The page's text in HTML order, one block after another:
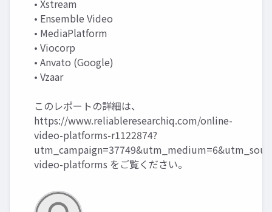
• Xstream
• Ensemble Video
• MediaPlatform
• Viocorp
• Anvato (Google)
• Vzaar
このレポートの詳細は、
https://www.reliableresearchiq.com/online-
video-platforms-r1122874?
video-platforms をご覧ください。